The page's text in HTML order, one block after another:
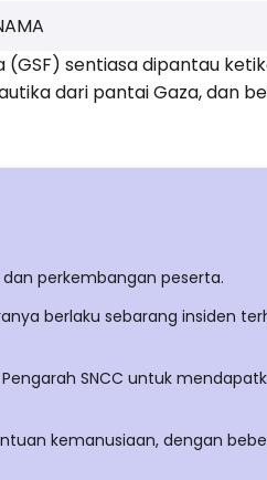
sentiasa dipantau
dari pantai Gaza, dan
perkembangan peserta.
berlaku sebarang insiden
SNCC untuk
kemanusiaan, dengan